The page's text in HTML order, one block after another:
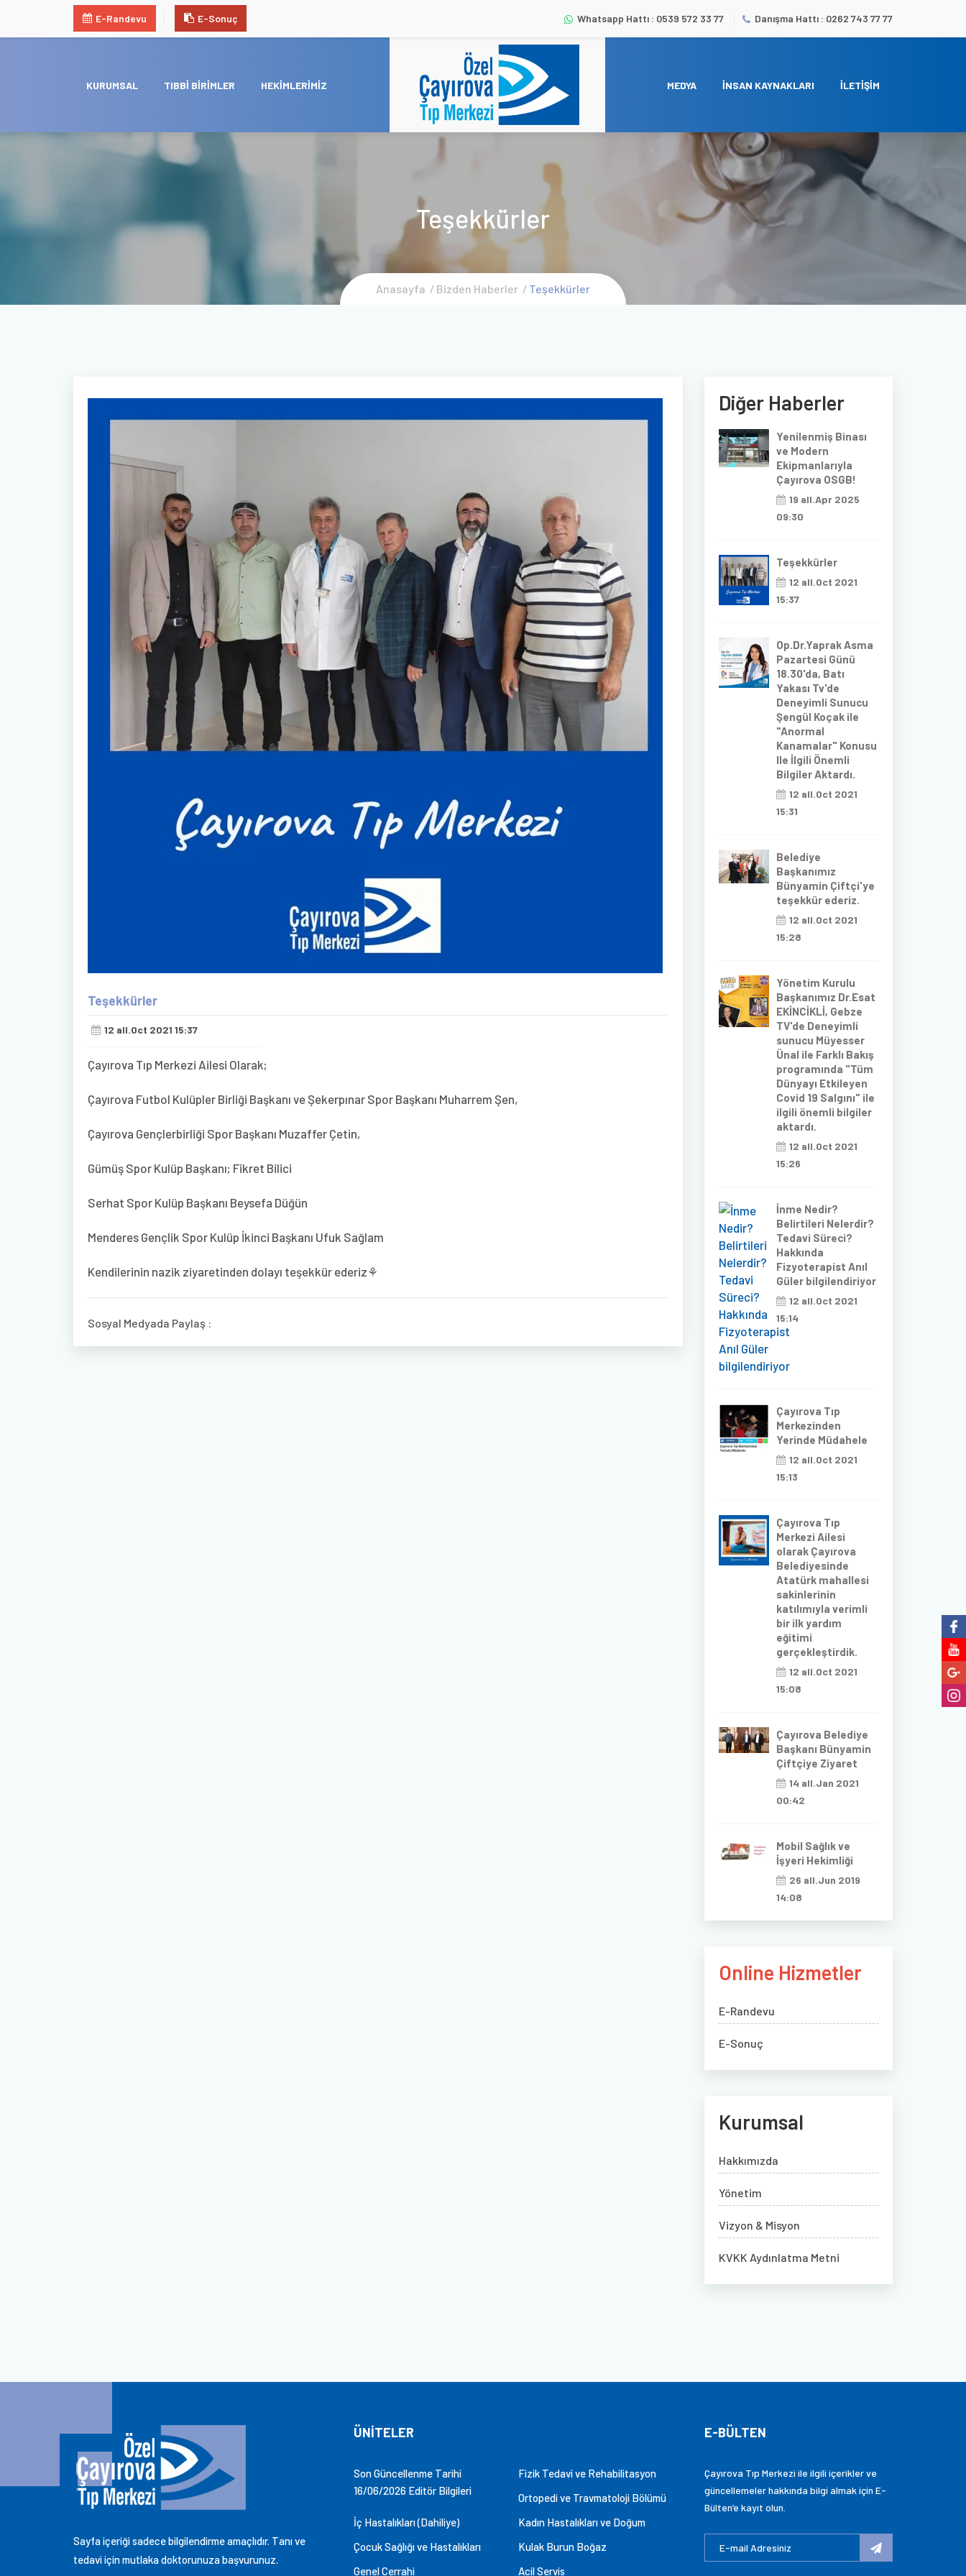
E-Randevu E-Sonuç Whatsapp Hattı : 0539 572 33 77 Danışma Hattı : 0262 743 77 77
KURUMSAL TIBBİ BİRİMLER HEKİMLERİMİZ MEDYA İNSAN KAYNAKLARI İLETİŞİM
Teşekkürler
Anasayfa Bizden Haberler Teşekkürler
Teşekkürler
12 all.Oct 2021 15:37
Çayırova Tıp Merkezi Ailesi Olarak;
Çayırova Futbol Kulüpler Birliği Başkanı ve Şekerpınar Spor Başkanı Muharrem Şen,
Çayırova Gençlerbirliği Spor Başkanı Muzaffer Çetin,
Gümüş Spor Kulüp Başkanı; Fikret Bilici
Serhat Spor Kulüp Başkanı Beysefa Düğün
Menderes Gençlik Spor Kulüp İkinci Başkanı Ufuk Sağlam
Kendilerinin nazik ziyaretinden dolayı teşekkür ederiz⚘
Sosyal Medyada Paylaş :
Diğer Haberler
Yenilenmiş Binası
ve Modern
Ekipmanlarıyla
Çayırova OSGB!
19 all.Apr 2025
09:30
Teşekkürler
12 all.Oct 2021
15:37
Op.Dr.Yaprak Asma
Pazartesi Günü
18.30'da, Batı
Yakası Tv'de
Deneyimli Sunucu
Şengül Koçak ile
"Anormal
Kanamalar" Konusu
Ile İlgili Önemli
Bilgiler Aktardı.
12 all.Oct 2021
15:31
Belediye
Başkanımız
Bünyamin Çiftçi'ye
teşekkür ederiz.
12 all.Oct 2021
15:28
Yönetim Kurulu
Başkanımız Dr.Esat
EKİNCİKLİ, Gebze
TV'de Deneyimli
sunucu Müyesser
Ünal ile Farklı Bakış
programında "Tüm
Dünyayı Etkileyen
Covid 19 Salgını" ile
ilgili önemli bilgiler
aktardı.
12 all.Oct 2021
15:26
İnme Nedir?
Belirtileri Nelerdir?
Tedavi Süreci?
Hakkında
Fizyoterapist Anıl
Güler bilgilendiriyor
12 all.Oct 2021
15:14
Çayırova Tıp
Merkezinden
Yerinde Müdahele
12 all.Oct 2021
15:13
Çayırova Tıp
Merkezi Ailesi
olarak Çayırova
Belediyesinde
Atatürk mahallesi
sakinlerinin
katılımıyla verimli
bir ilk yardım
eğitimi
gerçekleştirdik.
12 all.Oct 2021
15:08
Çayırova Belediye
Başkanı Bünyamin
Çiftçiye Ziyaret
14 all.Jan 2021
00:42
Mobil Sağlık ve
İşyeri Hekimliği
26 all.Jun 2019
14:08
Online Hizmetler
E-Randevu
E-Sonuç
Kurumsal
Hakkımızda
Yönetim
Vizyon & Misyon
KVKK Aydınlatma Metni
Sayfa içeriği sadece bilgilendirme amaçlıdır. Tanı ve
tedavi için mutlaka doktorunuza başvurunuz.
ÜNITELER
Son Güncellenme Tarihi
16/06/2026 Editör Bilgileri
Fizik Tedavi ve Rehabilitasyon
Ortopedi ve Travmatoloji Bölümü
İç Hastalıkları (Dahiliye)
Kadın Hastalıkları ve Doğum
Çocuk Sağlığı ve Hastalıkları
Kulak Burun Boğaz
Genel Cerrahi
Acil Servis
E-BÜLTEN
Çayırova Tıp Merkezi ile ilgili içerikler ve
güncellemeler hakkında bilgi almak için E-
Bülten’e kayıt olun.